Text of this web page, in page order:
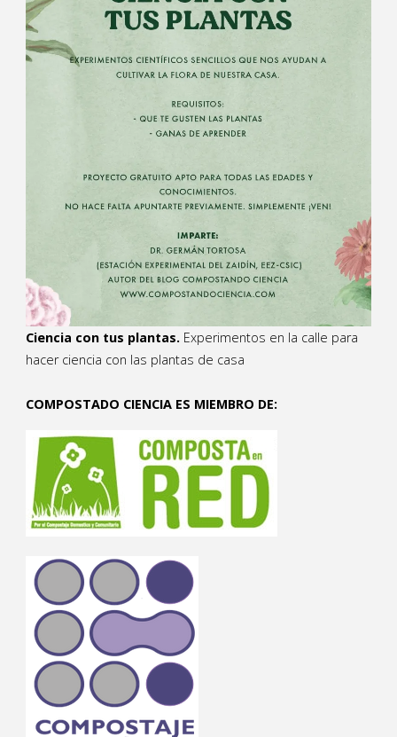
Ciencia con tus plantas. Experimentos en la calle para
hacer ciencia con las plantas de casa
COMPOSTADO CIENCIA ES MIEMBRO DE: